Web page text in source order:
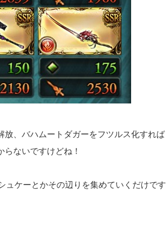
、バハムートダガーをフツルス化すれば
ないですけどね！
ュケーとかその辺りを集めていくだけです